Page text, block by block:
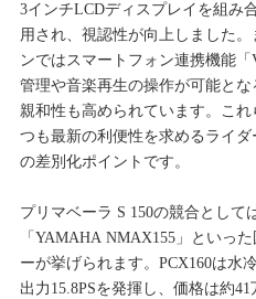
3インチLCDディスプレイを組み
用され、視認性が向上しました
ンではスマートフォン連携機能
管理や音楽再生の操作が可能と
親和性も高められています。こ
つも最新の利便性を求めるライ
の差別化ポイントです。
プリマベーラ S 150の競合として
「YAMAHA NMAX155」といっ
ーが挙げられます。PCX160は水
出力15.8PSを発揮し、価格は約